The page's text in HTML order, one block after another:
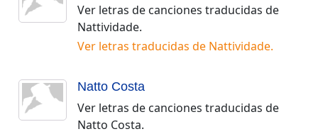
Ver letras de canciones traducidas de
Nattividade.
Ver letras traducidas de Nattividade.
Natto Costa
Ver letras de canciones traducidas de
Natto Costa.